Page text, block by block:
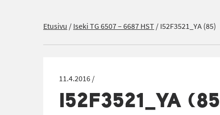
Etusivu /Iseki TG 6507 – 6687 HST/I52F3521_YA (85)
11.4.2016 /
I52F3521_YA